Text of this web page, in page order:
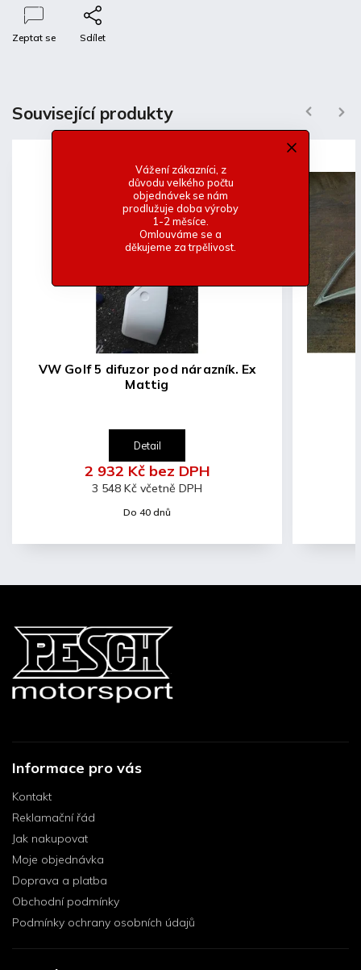
Vážení zákazníci, z
důvodu velkého počtu
objednávek se nám
prodlužuje doba výroby
1-2 měsíce.
Omlouváme se a
děkujeme za trpělivost.
Zeptat se Sdílet
Golf 5 laminátové prahy. EX Mattig
-Základní bílý gelcoat
-Lehké a pevné provedení
-Uvedená cena je za pár (L+P)
Související produkty Previous
VW Golf 5 difuzor pod nárazník. Ex
Mattig
Do 40 dnů
3 548 Kč včetně DPH
2 932 Kč bez DPH
Detail
Next
Informace pro vás
Kontakt
Reklamační řád
Jak nakupovat
Moje objednávka
Doprava a platba
Obchodní podmínky
Podmínky ochrany osobních údajů